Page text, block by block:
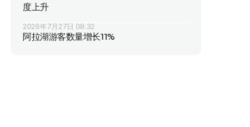
度上升
2026年7月27日 08:32
阿拉湖游客数量增长11%